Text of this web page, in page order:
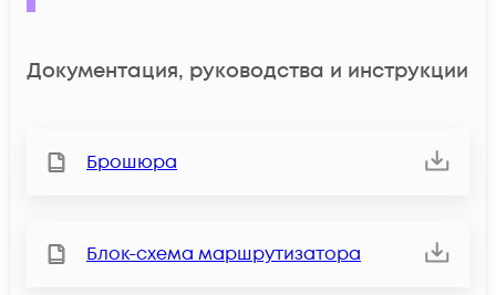
Документация, руководства и инструкции
Брошюра
Блок-схема маршрутизатора